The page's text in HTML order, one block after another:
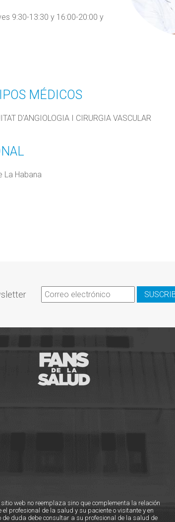
9:30-13:30 y 16:00-20:00 y
MÉDICOS
D'ANGIOLOGIA I CIRURGIA VASCULAR
La Habana
sitio web no reemplaza sino que complementa la relación
el profesional de la salud y su paciente o visitante y en
de duda debe consultar a su profesional de la salud de